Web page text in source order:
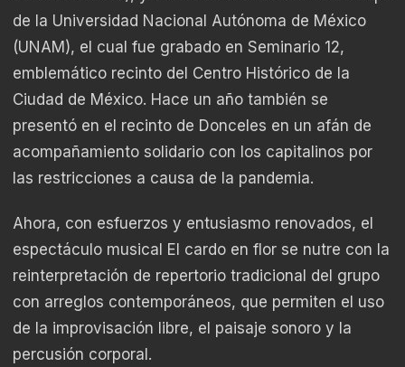
de la Universidad Nacional Autónoma de México
(UNAM), el cual fue grabado en Seminario 12,
emblemático recinto del Centro Histórico de la
Ciudad de México. Hace un año también se
presentó en el recinto de Donceles en un afán de
acompañamiento solidario con los capitalinos por
las restricciones a causa de la pandemia.
Ahora, con esfuerzos y entusiasmo renovados, el
espectáculo musical El cardo en flor se nutre con la
reinterpretación de repertorio tradicional del grupo
con arreglos contemporáneos, que permiten el uso
de la improvisación libre, el paisaje sonoro y la
percusión corporal.